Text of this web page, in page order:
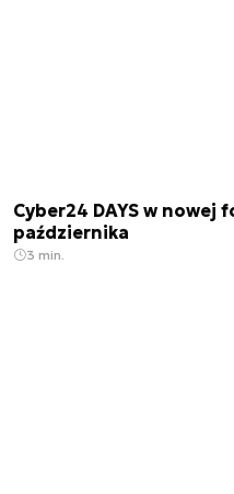
Cyber24 DAYS w nowej
października
3 min.